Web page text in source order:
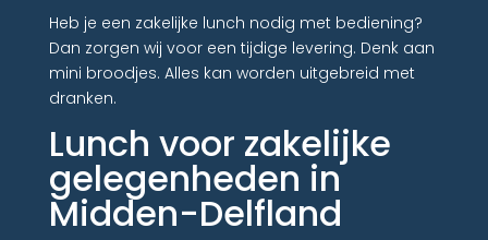
Heb je een zakelijke lunch nodig met bediening?
Dan zorgen wij voor een tijdige levering. Denk aan
mini broodjes. Alles kan worden uitgebreid met
dranken.
Lunch voor zakelijke
gelegenheden in
Midden-Delfland